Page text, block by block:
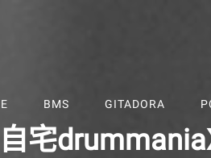
BMS GITADORA
宅